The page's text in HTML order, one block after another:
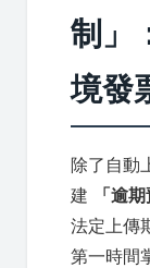
制」
境發
除了自動
建
「逾
法定上傳
第一時間